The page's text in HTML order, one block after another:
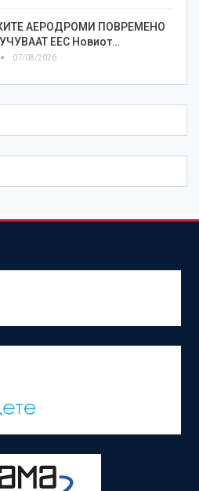
АЕРОДРОМИ ПОВРЕМЕНО
ЕЕС Новиот…
07/08/2026